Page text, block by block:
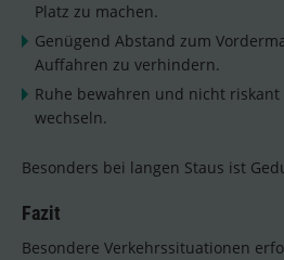
Platz zu machen.
Genügend Abstand zum
Auffahren zu verhindern.
Ruhe bewahren und nicht
wechseln.
Besonders bei langen Staus ist
Fazit
Besondere Verkehrssituationen